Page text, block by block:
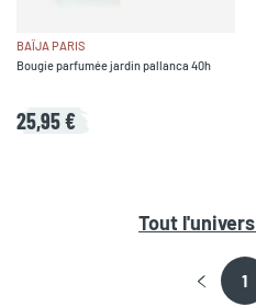
BAÏJA PARIS
Bougie parfumée jardin pallanca 40h
25,95 €
Tout l'univers
1